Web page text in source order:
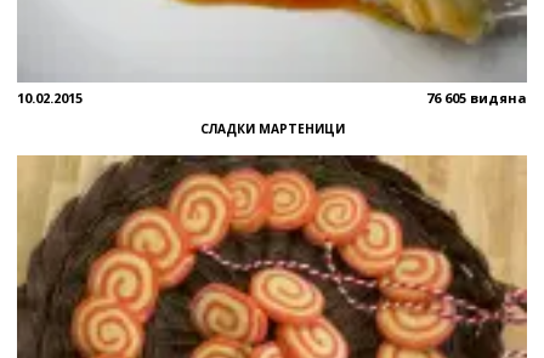
10.02.2015 76 605 видяна
СЛАДКИ МАРТЕНИЦИ